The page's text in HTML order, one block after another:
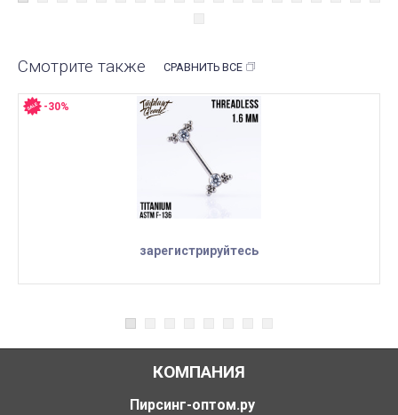
Смотрите также СРАВНИТЬ ВСЕ
зарегистрируйтесь
-30%
КОМПАНИЯ
Пирсинг-оптом.ру